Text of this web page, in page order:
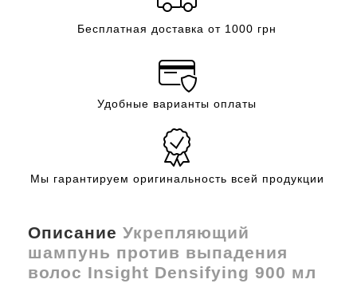
Бесплатная доставка от 1000 грн
Удобные варианты оплаты
Мы гарантируем оригинальность всей продукции
Описание Укрепляющий
шампунь против выпадения
волос Insight Densifying 900 мл